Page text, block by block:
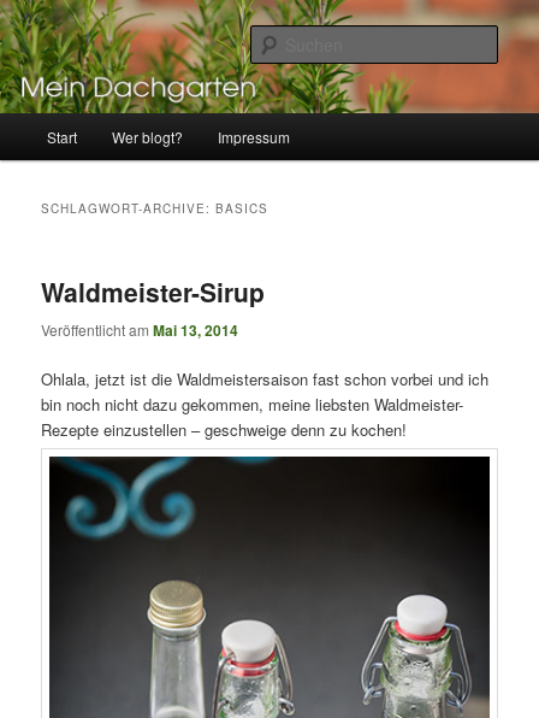
Zum
Inhalt
wechseln
Zum
sekundären
Inhalt
wechselnMein Dachgarten
Pflanzspaß und Kulinarisches über den Dächern von Lübeck
Start Wer blogt? Impressum
SCHLAGWORT-ARCHIVE:BASICS
Waldmeister-Sirup
Veröffentlicht amMai 13, 2014
Ohlala, jetzt ist die Waldmeistersaison fast schon vorbei und ich
bin noch nicht dazu gekommen, meine liebsten Waldmeister-
Rezepte einzustellen – geschweige denn zu kochen!